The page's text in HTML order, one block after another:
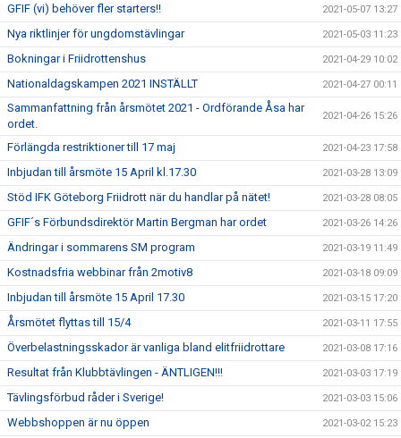
GFIF (vi) behöver fler starters!! 2021-05-07 13:27
Nya riktlinjer för ungdomstävlingar 2021-05-03 11:23
Bokningar i Friidrottenshus 2021-04-29 10:02
Nationaldagskampen 2021 INSTÄLLT 2021-04-27 00:11
Sammanfattning från årsmötet 2021 - Ordförande Åsa har
ordet.
2021-04-26 15:26
Förlängda restriktioner till 17 maj 2021-04-23 17:58
Inbjudan till årsmöte 15 April kl.17.30 2021-03-28 13:09
Stöd IFK Göteborg Friidrott när du handlar på nätet! 2021-03-28 08:05
GFIF´s Förbundsdirektör Martin Bergman har ordet 2021-03-26 14:26
Ändringar i sommarens SM program 2021-03-19 11:49
Kostnadsfria webbinar från 2motiv8 2021-03-18 09:09
Inbjudan till årsmöte 15 April 17.30 2021-03-15 17:20
Årsmötet flyttas till 15/4 2021-03-11 17:55
Överbelastningsskador är vanliga bland elitfriidrottare 2021-03-08 17:16
Resultat från Klubbtävlingen - ÄNTLIGEN!!! 2021-03-03 17:19
Tävlingsförbud råder i Sverige! 2021-03-03 15:06
Webbshoppen är nu öppen 2021-03-02 15:23